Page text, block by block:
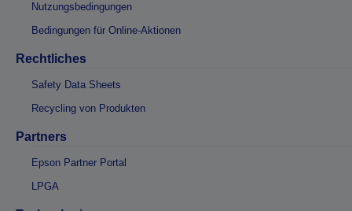
Nutzungsbedingungen
Bedingungen für Online-Aktionen
Rechtliches
Safety Data Sheets
Recycling von Produkten
Partners
Epson Partner Portal
LPGA